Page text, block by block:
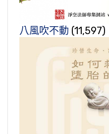
八風吹不動 (11,597)